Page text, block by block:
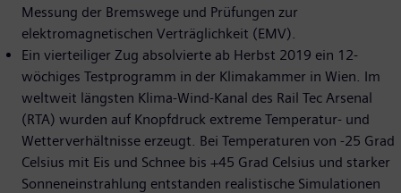
Messung der Bremswege und Prüfungen zur
elektromagnetischen Verträglichkeit (EMV).
Ein vierteiliger Zug absolvierte ab Herbst 2019 ein 12-
wöchiges Testprogramm in der Klimakammer in Wien. Im
weltweit längsten Klima-Wind-Kanal des Rail Tec Arsenal
(RTA) wurden auf Knopfdruck extreme Temperatur- und
Wetterverhältnisse erzeugt. Bei Temperaturen von -25 Grad
Celsius mit Eis und Schnee bis +45 Grad Celsius und starker
Sonneneinstrahlung entstanden realistische Simulationen